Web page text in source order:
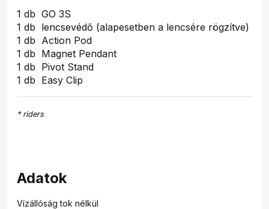
1 db GO 3S
1 db lencsevédő (alapesetben a lencsére rögzítve)
1 db Action Pod
1 db Magnet Pendant
1 db Pivot Stand
1 db Easy Clip
* riders
Adatok
Vízállóság tok nélkül